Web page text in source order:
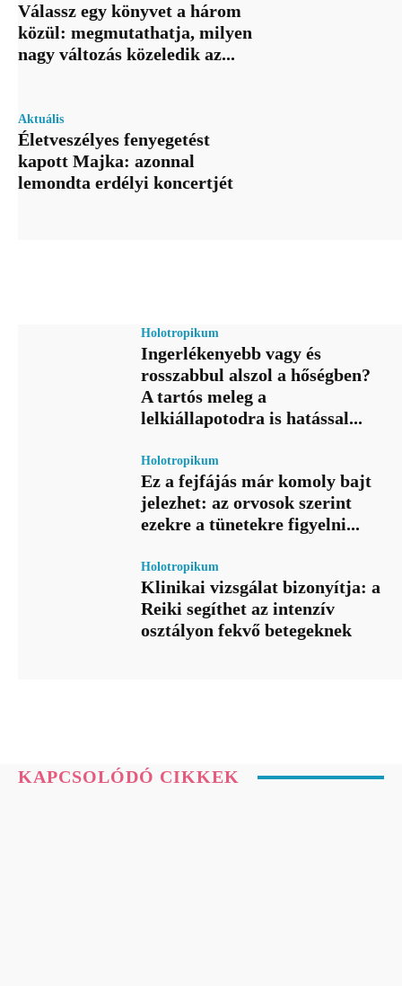
Válassz egy könyvet a három
közül: megmutathatja, milyen
nagy változás közeledik az...
Aktuális
Életveszélyes fenyegetést
kapott Majka: azonnal
lemondta erdélyi koncertjét
Holotropikum
Ingerlékenyebb vagy és
rosszabbul alszol a hőségben?
A tartós meleg a
lelkiállapotodra is hatással...
Holotropikum
Ez a fejfájás már komoly bajt
jelezhet: az orvosok szerint
ezekre a tünetekre figyelni...
Holotropikum
Klinikai vizsgálat bizonyítja: a
Reiki segíthet az intenzív
osztályon fekvő betegeknek
KAPCSOLÓDÓ CIKKEK